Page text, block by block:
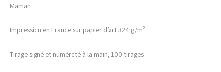
à
Maman
Impression en France sur papier d’art 324 g/m²
Tirage signé et numéroté à la main, 100 tirages